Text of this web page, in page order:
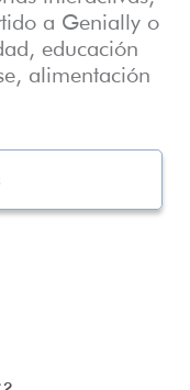
a Genially o
educación
alimentación